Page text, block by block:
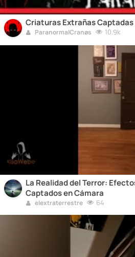
Criaturas Extrañas Captadas
ParanormalCranøs 10.9k
La Realidad del Terror:
Captados en Cámara
elextraterrestre 64